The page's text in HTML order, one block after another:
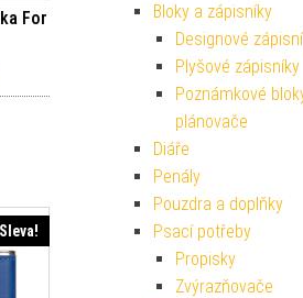
For
cena byla: 199 Kč.
cena je: 99 Kč.
Sleva!
Bloky a zápisníky
Designové
Plyšové zápisníky
Poznámkové
plánovače
Diáře
Penály
Pouzdra a doplňky
Psací potřeby
Propisky
Zvýrazňovače